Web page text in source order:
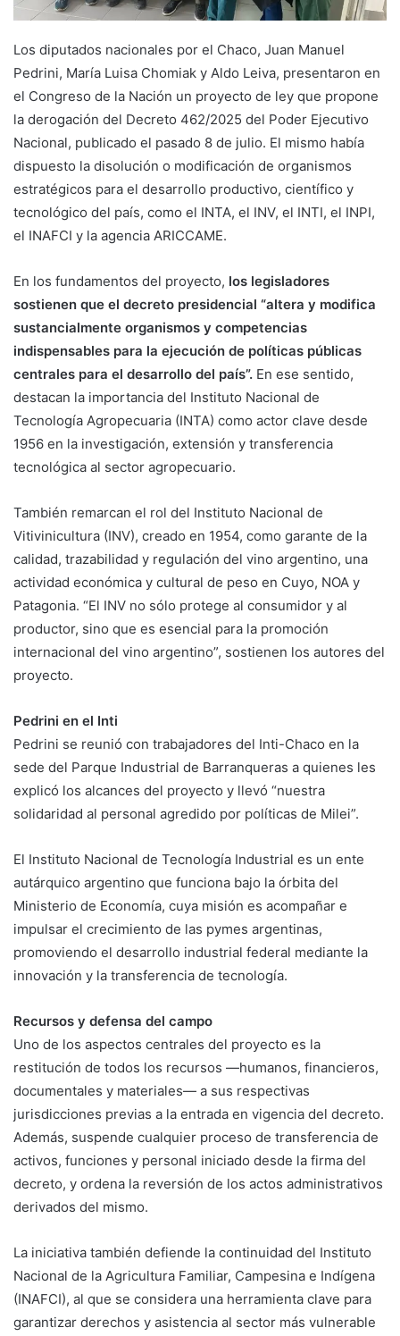
Los diputados nacionales por el Chaco, Juan Manuel
Pedrini, María Luisa Chomiak y Aldo Leiva, presentaron en
el Congreso de la Nación un proyecto de ley que propone
la derogación del Decreto 462/2025 del Poder Ejecutivo
Nacional, publicado el pasado 8 de julio. El mismo había
dispuesto la disolución o modificación de organismos
estratégicos para el desarrollo productivo, científico y
tecnológico del país, como el INTA, el INV, el INTI, el INPI,
el INAFCI y la agencia ARICCAME.
En los fundamentos del proyecto, los legisladores
sostienen que el decreto presidencial “altera y modifica
sustancialmente organismos y competencias
indispensables para la ejecución de políticas públicas
centrales para el desarrollo del país”. En ese sentido,
destacan la importancia del Instituto Nacional de
Tecnología Agropecuaria (INTA) como actor clave desde
1956 en la investigación, extensión y transferencia
tecnológica al sector agropecuario.
También remarcan el rol del Instituto Nacional de
Vitivinicultura (INV), creado en 1954, como garante de la
calidad, trazabilidad y regulación del vino argentino, una
actividad económica y cultural de peso en Cuyo, NOA y
Patagonia. “El INV no sólo protege al consumidor y al
productor, sino que es esencial para la promoción
internacional del vino argentino”, sostienen los autores del
proyecto.
Pedrini en el Inti
Pedrini se reunió con trabajadores del Inti-Chaco en la
sede del Parque Industrial de Barranqueras a quienes les
explicó los alcances del proyecto y llevó “nuestra
solidaridad al personal agredido por políticas de Milei”.
El Instituto Nacional de Tecnología Industrial es un ente
autárquico argentino que funciona bajo la órbita del
Ministerio de Economía, cuya misión es acompañar e
impulsar el crecimiento de las pymes argentinas,
promoviendo el desarrollo industrial federal mediante la
innovación y la transferencia de tecnología.
Recursos y defensa del campo
Uno de los aspectos centrales del proyecto es la
restitución de todos los recursos —humanos, financieros,
documentales y materiales— a sus respectivas
jurisdicciones previas a la entrada en vigencia del decreto.
Además, suspende cualquier proceso de transferencia de
activos, funciones y personal iniciado desde la firma del
decreto, y ordena la reversión de los actos administrativos
derivados del mismo.
La iniciativa también defiende la continuidad del Instituto
Nacional de la Agricultura Familiar, Campesina e Indígena
(INAFCI), al que se considera una herramienta clave para
garantizar derechos y asistencia al sector más vulnerable